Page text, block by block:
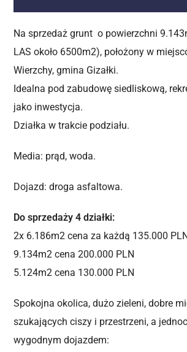
Na sprzedaż grunt o powierzchni
LAS około 6500m2), położony w
Wierzchy, gmina Gizałki.
Idealna pod zabudowę siedliskową,
jako inwestycja.
Działka w trakcie podziału.
Media: prąd, woda.
Dojazd: droga asfaltowa.
Do sprzedaży 4 działki:
2x 6.186m2 cena za każdą 135.000 PLN
9.134m2 cena 200.000 PLN
5.124m2 cena 130.000 PLN
Spokojna okolica, dużo zieleni, dobre
szukających ciszy i przestrzeni, a
wygodnym dojazdem: